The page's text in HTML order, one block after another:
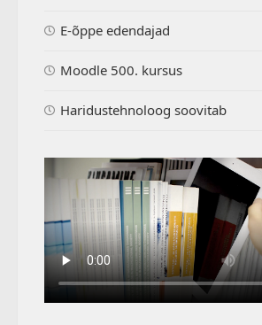
E-õppe edendajad
Moodle 500. kursus
Haridustehnoloog soovitab